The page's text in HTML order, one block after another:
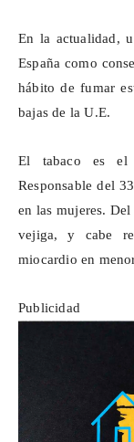
En la actualidad,
España como
hábito de fumar
bajas de la U.E.
El tabaco es el
Responsable del
en las mujeres.
vejiga, y cabe
miocardio en
Publicidad